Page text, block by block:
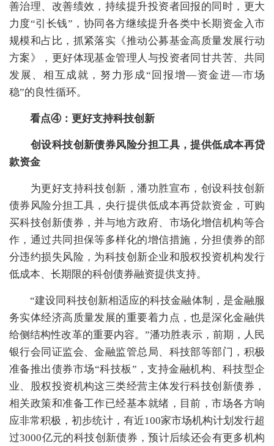
善治理、改善绩效，持续提升投资者回报的同时，更大
力度“引长钱”，协同各方继续提升各类中长期资金入市
规模和占比，抓紧落实《推动公募基金高质量发展行动
方案》，更好体现基金管理人与投资者同甘共苦、共同
发展、相互成就，努力形成“回报增—资金进—市场
稳”的良性循环。
看点④：更好支持科技创新
创设科技创新债券风险分担工具，提供低成本再贷
款资金
为更好支持科技创新，潘功胜宣布，创设科技创新
债券风险分担工具，央行提供低成本再贷款资金，可购
买科技创新债券，并与地方政府、市场化增信机构等合
作，通过共同担保等多样化的增信措施，分担债券的部
分违约损失风险，为科技创新企业和股权投资机构发行
低成本、长期限的科创债券融资提供支持。
“建设同科技创新相适应的科技金融体制，是金融服
务实体经济高质量发展的重要着力点，也是深化金融供
给侧结构性改革的重要内容。”潘功胜表示，前期，人民
银行会同证监会、金融监管总局、科技部等部门，积极
准备推出债券市场“科技板”，支持金融机构、科技型企
业、股权投资机构这三类经营主体发行科技创新债券，
相关政策和准备工作已经基本就绪，目前，市场各方响
应非常积极，初步统计，有近100家市场机构计划发行超
过3000亿元的科技创新债券，预计后续还会有更多机构